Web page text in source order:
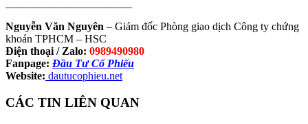
Nguyễn Văn Nguyên – Giám đốc Phòng giao dịch Công ty chứng
khoán TPHCM – HSC
Điện thoại / Zalo: 0989490980
Fanpage: Đầu Tư Cổ Phiếu
Website: dautucophieu.net
CÁC TIN LIÊN QUAN